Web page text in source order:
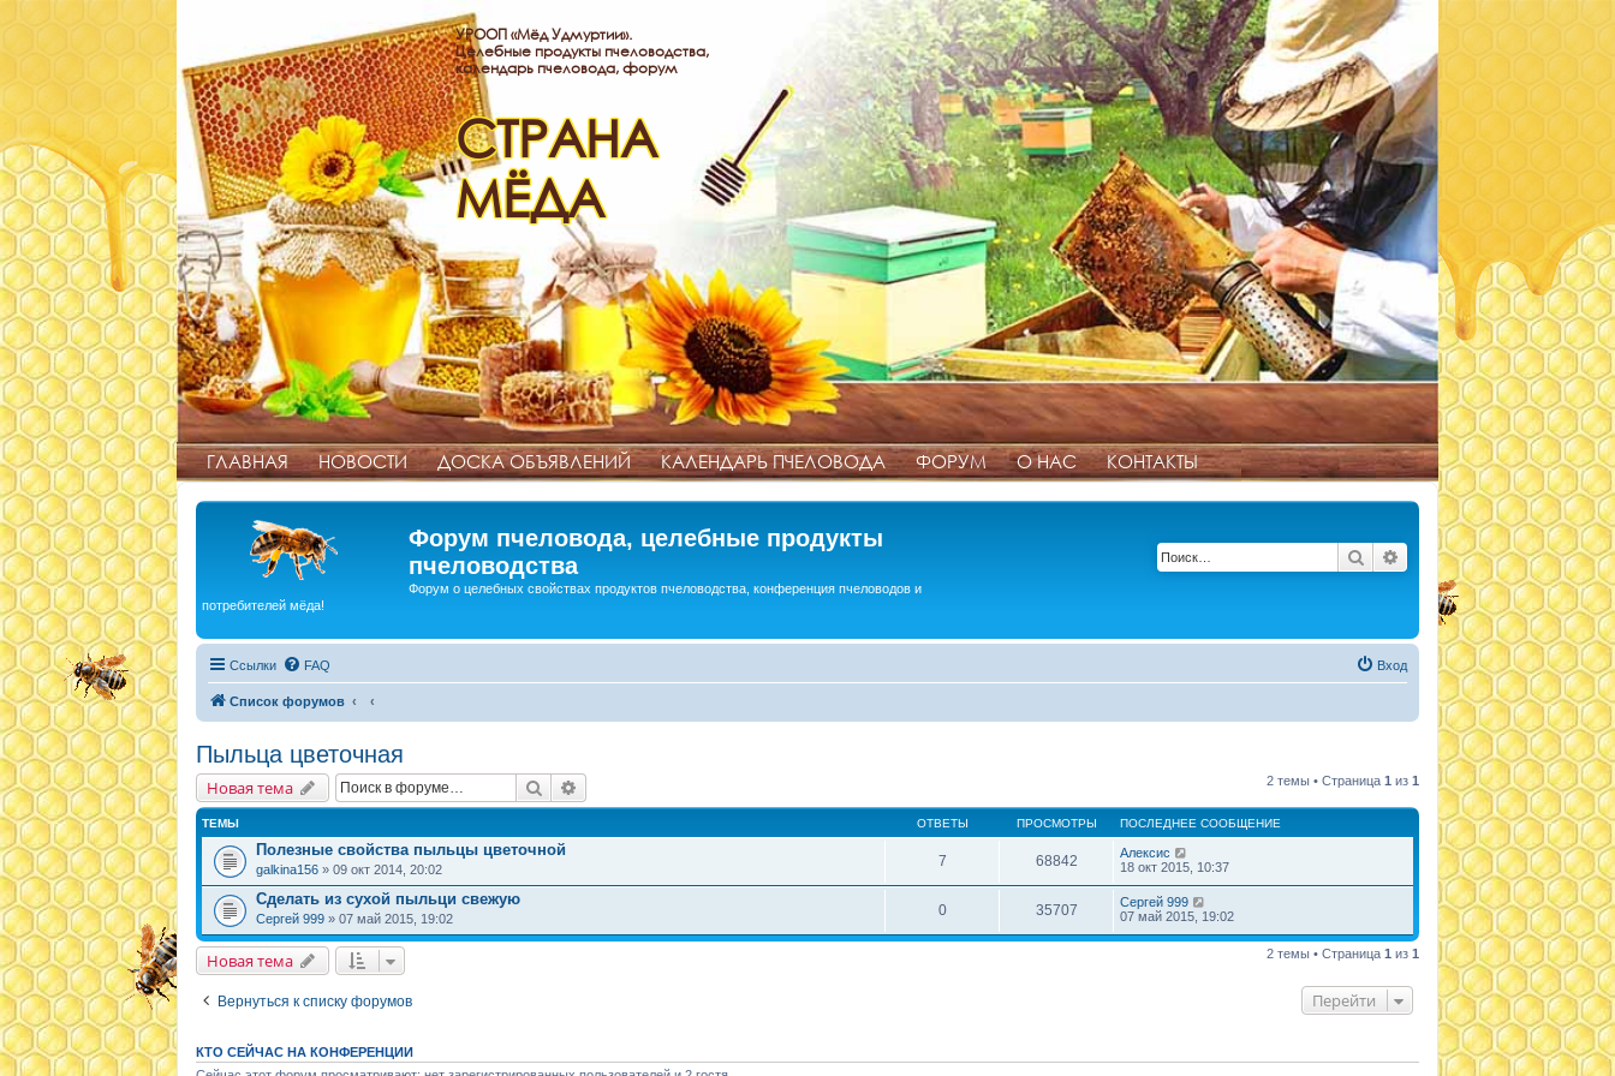
УРООП «Мёд Удмуртии».
Целебные продукты пчеловодства,
календарь пчеловода, форум
СТРАНА
МЁДА
ГЛАВНАЯ НОВОСТИ ДОСКА ОБЪЯВЛЕНИЙ КАЛЕНДАРЬ ПЧЕЛОВОДА ФОРУМ О НАС КОНТАКТЫ
Форум пчеловода, целебные продукты
пчеловодства
Форум о целебных свойствах продуктов пчеловодства, конференция пчеловодов и
потребителей мёда!
Поиск Расширенный поиск
Ссылки FAQ Вход
Список форумов
Пыльца цветочная
Новая тема Поиск 2 темы • Страница 1 из 1
ТЕМЫ ОТВЕТЫ ПРОСМОТРЫ ПОСЛЕДНЕЕ СООБЩЕНИЕ
Полезные свойства пыльцы цветочной
galkina156 » 09 окт 2014, 20:02
7 68842
Алексис
18 окт 2015, 10:37
Сделать из сухой пыльци свежую
Сергей 999 » 07 май 2015, 19:02
0 35707
Сергей 999
07 май 2015, 19:02
Новая тема 2 темы • Страница 1 из 1
Вернуться к списку форумов Перейти
КТО СЕЙЧАС НА КОНФЕРЕНЦИИ